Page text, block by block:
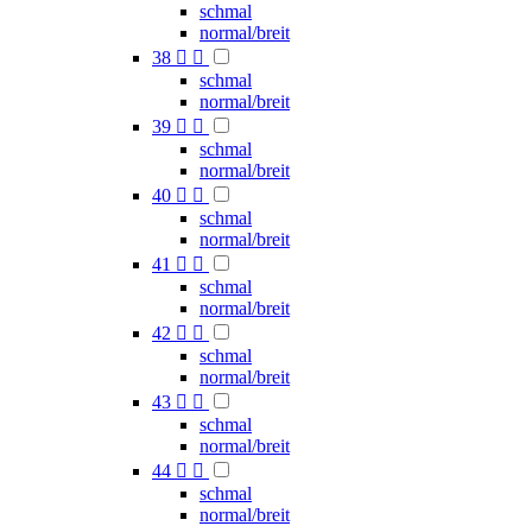
schmal
normal/breit
38  
schmal
normal/breit
39  
schmal
normal/breit
40  
schmal
normal/breit
41  
schmal
normal/breit
42  
schmal
normal/breit
43  
schmal
normal/breit
44  
schmal
normal/breit